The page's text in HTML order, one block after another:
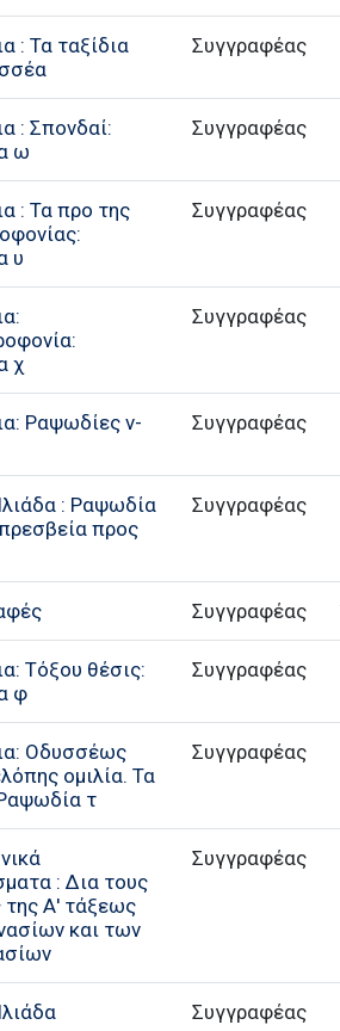
: Τα ταξίδια
Συγγραφέας
: Σπονδαί:
ω
Συγγραφέας
: Τα προ της
υ
Συγγραφέας
χ
Συγγραφέας
Ραψωδίες ν-
Συγγραφέας
: Ραψωδία
πρεσβεία προς
Συγγραφέας
Συγγραφέας
Τόξου θέσις:
φ
Συγγραφέας
Οδυσσέως
ομιλία. Τα
τ
Συγγραφέας
: Δια τους
της Α' τάξεως
και των
Συγγραφέας
Συγγραφέας